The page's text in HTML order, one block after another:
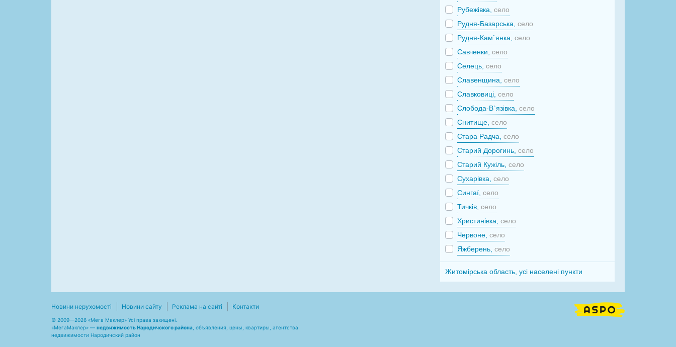
Рубежівка,село
Рудня-Базарська,село
Рудня-Кам`янка,село
Савченки,село
Селець,село
Славенщина,село
Славковиці,село
Слобода-В`язівка,село
Снитище,село
Стара Радча,село
Старий Дорогинь,село
Старий Кужіль,село
Сухарівка,село
Сингаї,село
Тичків,село
Христинівка,село
Червоне,село
Яжберень,село
Житомірська область, усі населені пункти
Новини нерухомості Новини сайту Реклама на сайті Контакти
© 2009—2026 «Мега Маклер» Усі права захищені.
«МегаМаклер» — недвижимость Народичского района , объявления, цены, квартиры, агентства
недвижимости Народичский район